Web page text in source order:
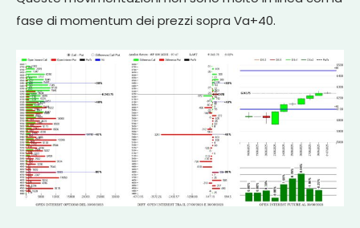
fase di momentum dei prezzi sopra Va+40.